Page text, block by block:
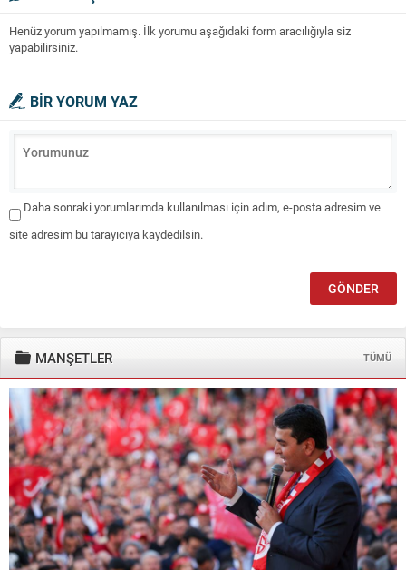
Henüz yorum yapılmamış. İlk yorumu aşağıdaki form aracılığıyla siz
yapabilirsiniz.
BİR YORUM YAZ
Daha sonraki yorumlarımda kullanılması için adım, e-posta adresim ve
site adresim bu tarayıcıya kaydedilsin.
MANŞETLER TÜMÜ